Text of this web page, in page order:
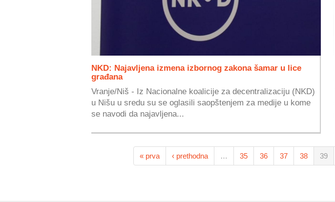
NKD: Najavljena izmena izbornog zakona šamar u lice
građana
Vranje/Niš - Iz Nacionalne koalicije za decentralizaciju (NKD)
u Nišu u sredu su se oglasili saopštenjem za medije u kome
se navodi da najavljena...
« prva ‹ prethodna … 35 36 37 38 39